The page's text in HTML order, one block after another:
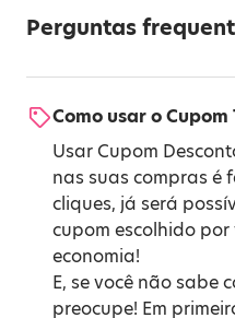
Perguntas
Como usar o Cupom
Usar Cupom
nas suas compras é
cliques, já será
cupom escolhido por
economia!
E, se você não sabe
preocupe! Em